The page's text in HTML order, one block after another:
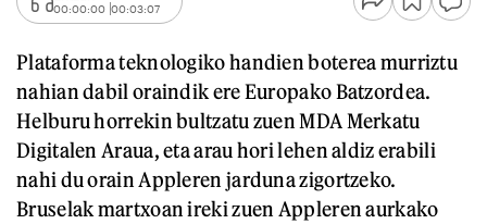
00:00:00 00:03:07
Plataforma teknologiko handien boterea murriztu
nahian dabil oraindik ere Europako Batzordea.
Helburu horrekin bultzatu zuen MDA Merkatu
Digitalen Araua, eta arau hori lehen aldiz erabili
nahi du orain Appleren jarduna zigortzeko.
Bruselak martxoan ireki zuen Appleren aurkako